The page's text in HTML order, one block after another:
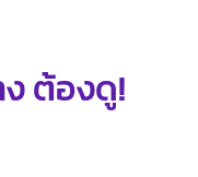
ต้องดู!